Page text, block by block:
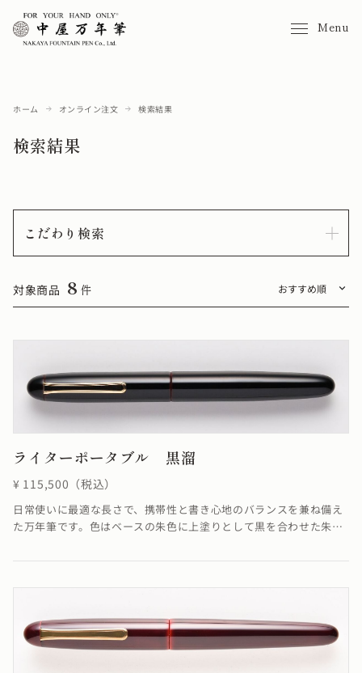
Menu
ホーム オンライン注文 検索結果
検索結果
こだわり検索
対象商品 8 件
ライターポータブル 黒溜
¥ 115,500（税込）
日常使いに最適な長さで、携帯性と書き心地のバランスを兼ね備え
た万年筆です。色はベースの朱色に上塗りとして黒を合わせた朱合
醸し出した仕上がりになっています。